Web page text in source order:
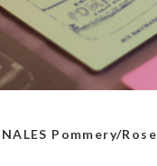
Pommery/Rose